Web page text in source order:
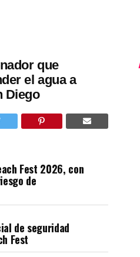
que
el agua a
Diego
Fest 2026, con
de
de seguridad
Fest